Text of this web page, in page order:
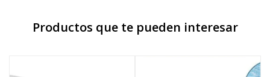
Productos que te pueden interesar